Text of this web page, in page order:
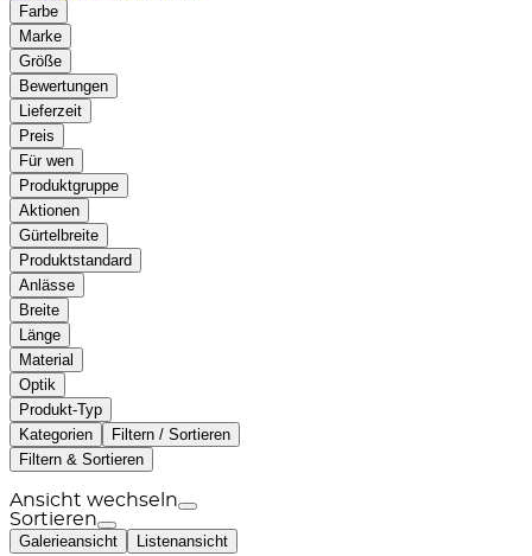
Farbe
Marke
Größe
Bewertungen
Lieferzeit
Preis
Für wen
Produktgruppe
Aktionen
Gürtelbreite
Produktstandard
Anlässe
Breite
Länge
Material
Optik
Produkt-Typ
Kategorien
Filtern / Sortieren
Filtern & Sortieren
Ansicht wechseln
Sortieren
Galerieansicht Listenansicht